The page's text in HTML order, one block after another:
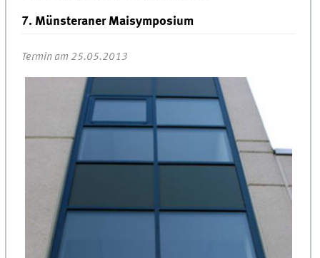
7. Münsteraner Maisymposium
Termin am 25.05.2013